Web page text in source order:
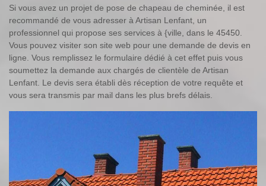
Si vous avez un projet de pose de chapeau de cheminée, il est
recommandé de vous adresser à Artisan Lenfant, un
professionnel qui propose ses services à {ville, dans le 45450.
Vous pouvez visiter son site web pour une demande de devis en
ligne. Vous remplissez le formulaire dédié à cet effet puis vous
soumettez la demande aux chargés de clientèle de Artisan
Lenfant. Le devis sera établi dès réception de votre requête et
vous sera transmis par mail dans les plus brefs délais.